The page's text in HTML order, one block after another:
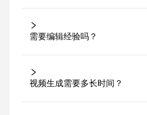
需要编辑经验吗？
视频生成需要多长时间？